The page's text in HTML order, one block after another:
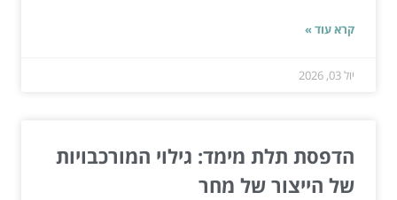
קרא עוד »
יול 03, 2026
הדפסת תלת מימד: גילוי המורכבויות
של הייצור של מחר